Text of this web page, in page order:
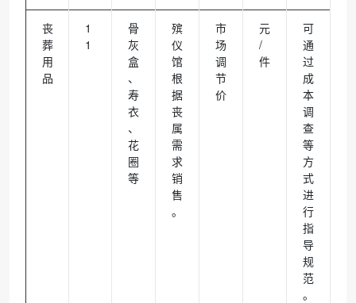
丧
葬
用
品
1
1
骨
灰
盒
、
寿
衣
、
花
圈
等
殡
仪
馆
根
据
丧
属
需
求
销
售
。
市
场
调
节
价
元
/
件
可
通
过
成
本
调
查
等
方
式
进
行
指
导
规
范
。